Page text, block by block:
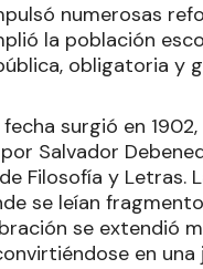
numerosas
la población
obligatoria y
surgió en
Salvador
Filosofía y Letras.
se leían
se extendió
en una